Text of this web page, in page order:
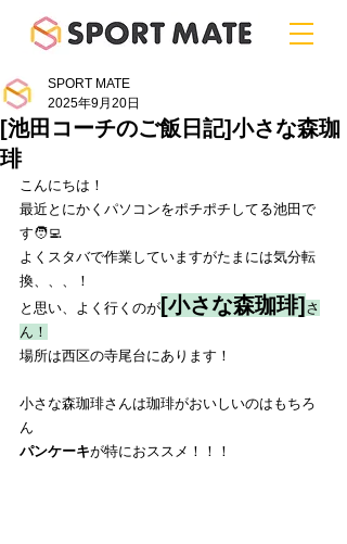
[池田コーチのご飯日記]小さな森珈
琲
SPORT MATE
2025年9月20日
こんにちは！
最近とにかくパソコンをポチポチしてる池田で
す🧑‍💻
よくスタバで作業していますがたまには気分転
換、、、！
と思い、よく行くのが [小さな森珈琲] さ
ん！
場所は西区の寺尾台にあります！
小さな森珈琲さんは珈琲がおいしいのはもちろ
ん
パンケーキが特におススメ！！！